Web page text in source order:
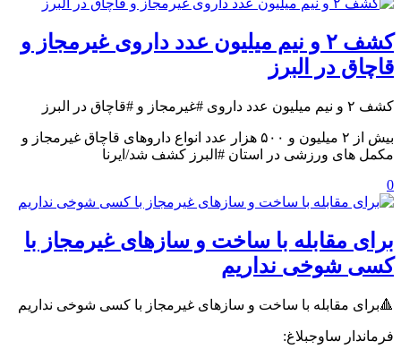
کشف ۲ و نیم میلیون عدد داروی غیرمجاز و
قاچاق در البرز
کشف ۲ و نیم میلیون عدد داروی #غیرمجاز و #قاچاق در البرز
بیش از ۲ میلیون و ۵۰۰ هزار عدد انواع داروهای قاچاق غیرمجاز و
مکمل های ورزشی در استان #البرز کشف شد/ایرنا
0
برای مقابله با ساخت و سازهای غیرمجاز با
کسی شوخی نداریم
🔺برای مقابله با ساخت و سازهای غیرمجاز با کسی شوخی نداریم
فرماندار ساوجبلاغ: